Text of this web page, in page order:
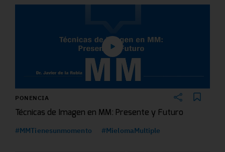
PONENCIA
Técnicas de Imagen en MM: Presente y Futuro
#MMTienesunmomento #MielomaMultiple